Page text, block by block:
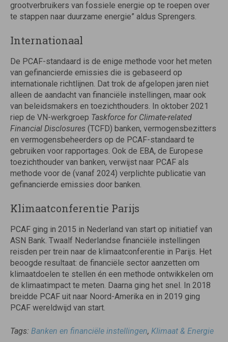
grootverbruikers van fossiele energie op te roepen over
te stappen naar duurzame energie” aldus Sprengers.
Internationaal
De PCAF-standaard is de enige methode voor het meten
van gefinancierde emissies die is gebaseerd op
internationale richtlijnen. Dat trok de afgelopen jaren niet
alleen de aandacht van financiële instellingen, maar ook
van beleidsmakers en toezichthouders. In oktober 2021
riep de VN-werkgroep Taskforce for Climate-related
Financial Disclosures (TCFD) banken, vermogensbezitters
en vermogensbeheerders op de PCAF-standaard te
gebruiken voor rapportages. Ook de EBA, de Europese
toezichthouder van banken, verwijst naar PCAF als
methode voor de (vanaf 2024) verplichte publicatie van
gefinancierde emissies door banken.
Klimaatconferentie Parijs
PCAF ging in 2015 in Nederland van start op initiatief van
ASN Bank. Twaalf Nederlandse financiële instellingen
reisden per trein naar de klimaatconferentie in Parijs. Het
beoogde resultaat: de financiële sector aanzetten om
klimaatdoelen te stellen én een methode ontwikkelen om
de klimaatimpact te meten. Daarna ging het snel. In 2018
breidde PCAF uit naar Noord-Amerika en in 2019 ging
PCAF wereldwijd van start.
Tags: Banken en financiële instellingen, Klimaat & Energie